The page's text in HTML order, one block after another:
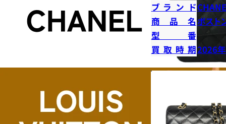
ブランド
商品名ボスト
型番
買取時期2026